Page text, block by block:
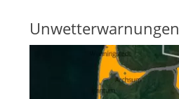
Unwetterwarnungen